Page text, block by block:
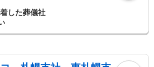
した葬儀社